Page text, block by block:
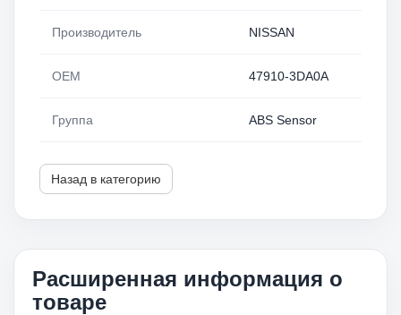
Производитель NISSAN
OEM 47910-3DA0A
Группа ABS Sensor
Назад в категорию
Расширенная информация о
товаре